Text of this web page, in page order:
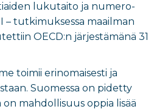
lukutaito ja numero-
– tutkimuksessa maailman
OECD:n järjestämänä 31
toimii erinomaisesti ja
Suomessa on pidetty
mahdollisuus oppia lisää